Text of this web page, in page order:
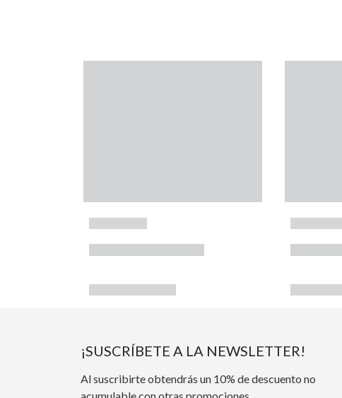
¡SUSCRÍBETE A LA NEWSLETTER!
Al suscribirte obtendrás un 10% de descuento no